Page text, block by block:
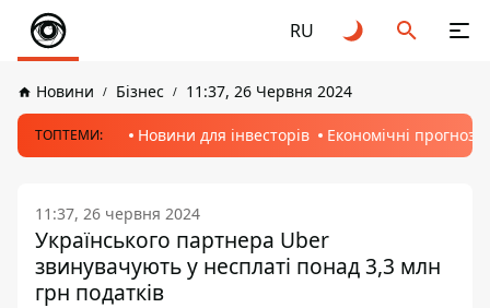
RU
Новини Бізнес 11:37, 26 Червня 2024
ТОПТЕМИ: Новини для інвесторів Економічні прогнози
11:37, 26 червня 2024
Українського партнера Uber
звинувачують у несплаті понад 3,3 млн
грн податків